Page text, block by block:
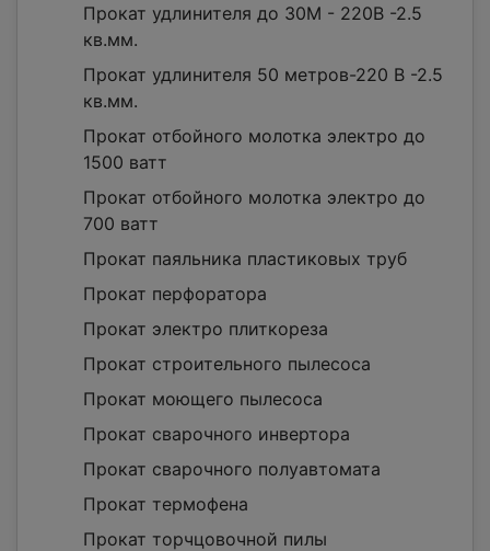
Прокат удлинителя до 30М - 220В -2.5
кв.мм.
Прокат удлинителя 50 метров-220 В -2.5
кв.мм.
Прокат отбойного молотка электро до
1500 ватт
Прокат отбойного молотка электро до
700 ватт
Прокат паяльника пластиковых труб
Прокат перфоратора
Прокат электро плиткореза
Прокат строительного пылесоса
Прокат моющего пылесоса
Прокат сварочного инвертора
Прокат сварочного полуавтомата
Прокат термофена
Прокат торчцовочной пилы